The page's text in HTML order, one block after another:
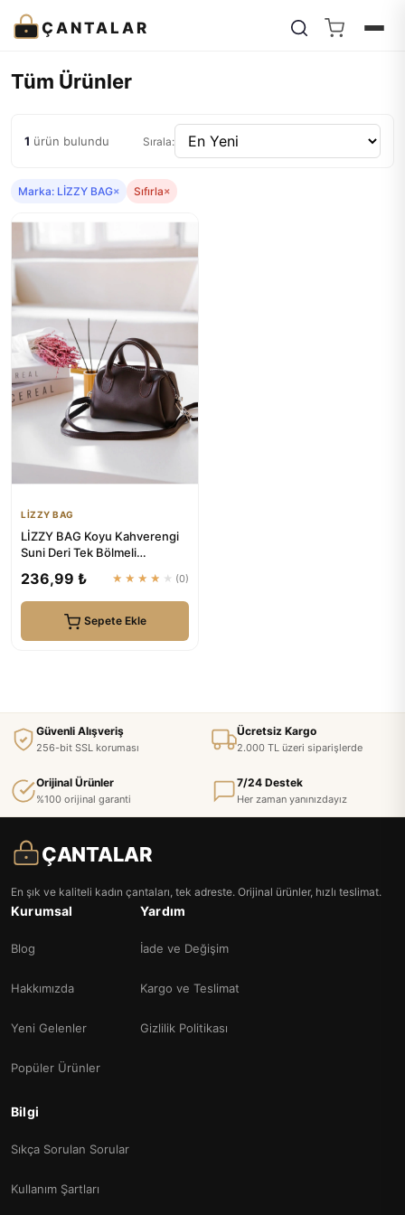
ÇANTALAR
Tüm Ürünler
1 ürün bulundu Sırala:
Marka: LİZZY BAG× Sıfırla×
LİZZY BAG
LİZZY BAG Koyu Kahverengi
Suni Deri Tek Bölmeli
236,99 ₺ ★★★★★ (0)
Sepete Ekle
Güvenli Alışveriş
256-bit SSL koruması
Ücretsiz Kargo
2.000 TL üzeri siparişlerde
Orijinal Ürünler
%100 orijinal garanti
7/24 Destek
Her zaman yanınızdayız
ÇANTALAR
En şık ve kaliteli kadın çantaları, tek adreste. Orijinal ürünler, hızlı teslimat.
Kurumsal
Blog
Hakkımızda
Yeni Gelenler
Popüler Ürünler
Yardım
İade ve Değişim
Kargo ve Teslimat
Gizlilik Politikası
Bilgi
Sıkça Sorulan Sorular
Kullanım Şartları